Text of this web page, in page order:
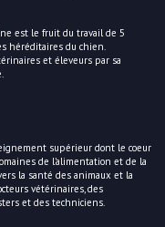
est le fruit du travail de 5
héréditaires du chien.
et éleveurs par sa
supérieur dont le coeur
de l’alimentation et de la
la santé des animaux et la
vétérinaires, des
et des techniciens.